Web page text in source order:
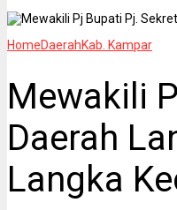
HomeDaerahKab. Kampar
Mewakili
Daerah
Langka